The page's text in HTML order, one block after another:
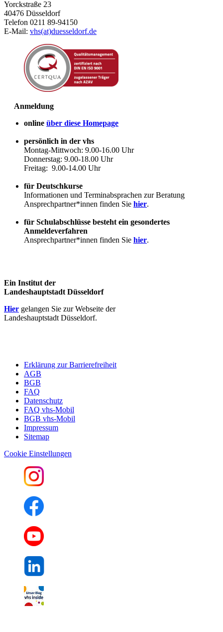
Yorckstraße 23
40476 Düsseldorf
Telefon 0211 89-94150
E-Mail: vhs(at)duesseldorf.de
Anmeldung
online über diese Homepage
persönlich in der vhs
Montag-Mittwoch: 9.00-16.00 Uhr
Donnerstag: 9.00-18.00 Uhr
Freitag: 9.00-14.00 Uhr
für Deutschkurse
Informationen und Terminabsprachen zur Beratung
Ansprechpartner*innen finden Sie hier.
für Schulabschlüsse besteht ein gesondertes
Anmeldeverfahren
Ansprechpartner*innen finden Sie hier.
Ein Institut der
Landeshauptstadt Düsseldorf
Hier gelangen Sie zur Webseite der
Landeshauptstadt Düsseldorf.
Erklärung zur Barrierefreiheit
AGB
BGB
FAQ
Datenschutz
FAQ vhs-Mobil
BGB vhs-Mobil
Impressum
Sitemap
Cookie Einstellungen